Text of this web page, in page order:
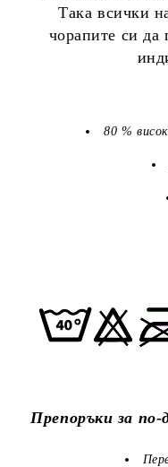
Така всички
чорапите си да
80 %
Препоръки за